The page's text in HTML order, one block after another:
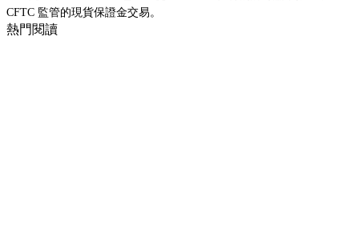
CFTC 監管的現貨保證金交易。
熱門閱讀